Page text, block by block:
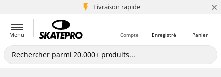
Livraison rapide
+5 mio de clients ×
Menu Panier
Enregistré
Compte